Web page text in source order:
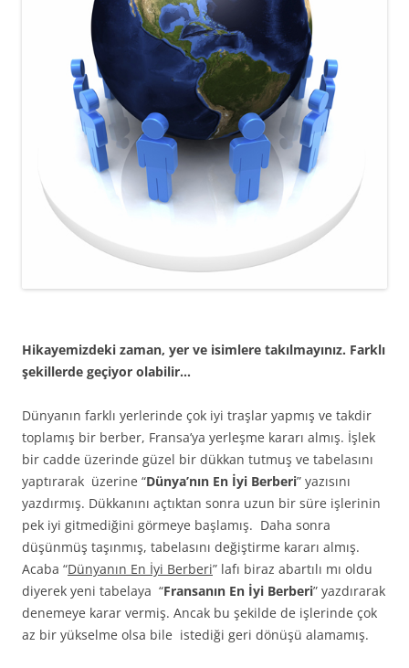
Hikayemizdeki zaman, yer ve isimlere takılmayınız. Farklı
şekillerde geçiyor olabilir…
Dünyanın farklı yerlerinde çok iyi traşlar yapmış ve takdir
toplamış bir berber, Fransa’ya yerleşme kararı almış. İşlek
bir cadde üzerinde güzel bir dükkan tutmuş ve tabelasını
yaptırarak üzerine “Dünya’nın En İyi Berberi” yazısını
yazdırmış. Dükkanını açtıktan sonra uzun bir süre işlerinin
pek iyi gitmediğini görmeye başlamış. Daha sonra
düşünmüş taşınmış, tabelasını değiştirme kararı almış.
Acaba “Dünyanın En İyi Berberi” lafı biraz abartılı mı oldu
diyerek yeni tabelaya “Fransanın En İyi Berberi” yazdırarak
denemeye karar vermiş. Ancak bu şekilde de işlerinde çok
az bir yükselme olsa bile istediği geri dönüşü alamamış.